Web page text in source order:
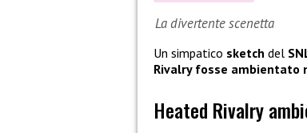
La divertente scenetta
Un simpatico sketch del
Rivalry fosse ambientato
Heated Rivalry